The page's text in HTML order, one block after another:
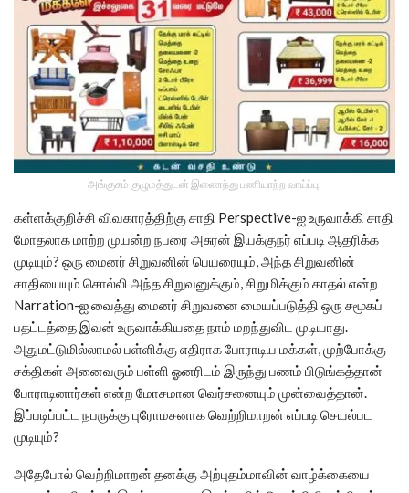
அங்குசம் குழுமத்துடன் இணைந்து பணியாற்ற வாய்ப்பு.
கள்ளக்குறிச்சி விவகாரத்திற்கு சாதி Perspective-ஐ உருவாக்கி சாதி
மோதலாக மாற்ற முயன்ற நபரை அசுரன் இயக்குநர் எப்படி ஆதரிக்க
முடியும்? ஒரு மைனர் சிறுவனின் பெயரையும், அந்த சிறுவனின்
சாதியையும் சொல்லி அந்த சிறுவனுக்கும், சிறுமிக்கும் காதல் என்ற
Narration-ஐ வைத்து மைனர் சிறுவனை மையப்படுத்தி ஒரு சமூகப்
பதட்டத்தை இவன் உருவாக்கியதை நாம் மறந்துவிட முடியாது.
அதுமட்டுமில்லாமல் பள்ளிக்கு எதிராக போராடிய மக்கள், முற்போக்கு
சக்திகள் அனைவரும் பள்ளி ஓனரிடம் இருந்து பணம் பிடுங்கத்தான்
போராடினார்கள் என்ற மோசமான வெர்சனையும் முன்வைத்தான்.
இப்படிப்பட்ட நபருக்கு புரோமசனாக வெற்றிமாறன் எப்படி செயல்பட
முடியும்?
அதேபோல் வெற்றிமாறன் தனக்கு அற்புதம்மாவின் வாழ்க்கையை